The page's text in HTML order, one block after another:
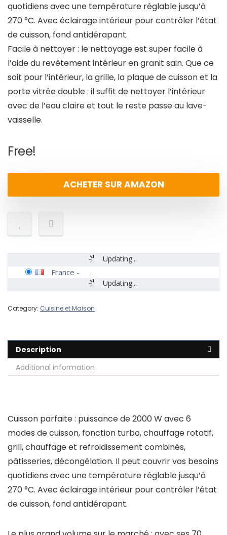
quotidiens avec une température réglable jusqu’à
270 °C. Avec éclairage intérieur pour contrôler l’état
de cuisson, fond antidérapant.
Facile à nettoyer : le nettoyage est super facile à
l’aide du revêtement intérieur en granit sain. Que ce
soit pour l’intérieur, la grille, la plaque de cuisson et la
porte vitrée double : il suffit de nettoyer l’intérieur
avec de l’eau claire et tout le reste passe au lave-
vaisselle.
Free!
ACHETER SUR AMAZON
Updating...
Updating...
France -
Category: Cuisine et Maison
Description
Additional information
Cuisson parfaite : puissance de 2000 W avec 6
modes de cuisson, fonction turbo, chauffage rotatif,
grill, chauffage et refroidissement combinés,
pâtisseries, décongélation. Il peut couvrir vos besoins
quotidiens avec une température réglable jusqu’à
270 °C. Avec éclairage intérieur pour contrôler l’état
de cuisson, fond antidérapant.